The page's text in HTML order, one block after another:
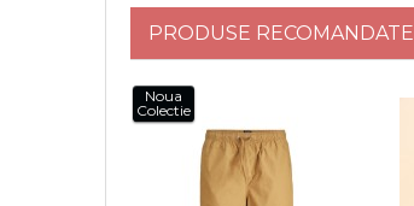
PRODUSE RECOMANDATE
Noua
Colectie